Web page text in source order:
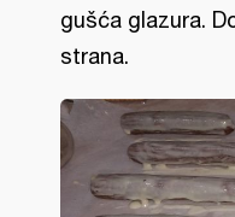
gušća glazura.
strana.